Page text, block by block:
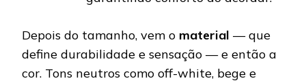
Depois do tamanho, vem o material — que
define durabilidade e sensação — e então a
cor. Tons neutros como off-white, bege e